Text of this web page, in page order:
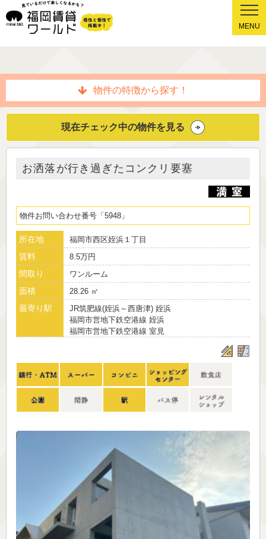
MENU
物件の特徴から探す！
現在チェック中の物件を見る
お洒落が行き過ぎたコンクリ要塞
物件お問い合わせ番号 5948
所在地 福岡市西区姪浜１丁目
賃料 8.5万円
間取り ワンルーム
面積 28.26 ㎡
最寄り駅
JR筑肥線(姪浜～西唐津) 姪浜
福岡市営地下鉄空港線 姪浜
福岡市営地下鉄空港線 室見